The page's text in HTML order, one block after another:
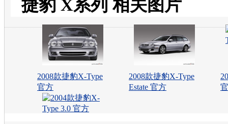
捷豹 X系列 相关图片
2008款捷豹X-Type
官方
2008款捷豹X-Type
Estate 官方